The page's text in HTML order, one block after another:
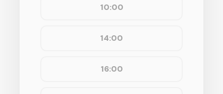
10:00
14:00
16:00